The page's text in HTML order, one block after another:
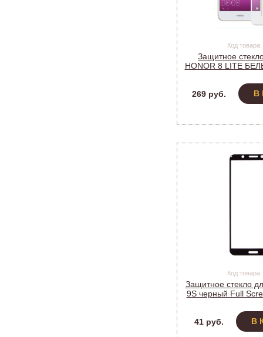
Код
Защитное
HONOR 8 LITE
269 руб.
В
Код
Защитное стекло
9S черный Full
41 руб.
В